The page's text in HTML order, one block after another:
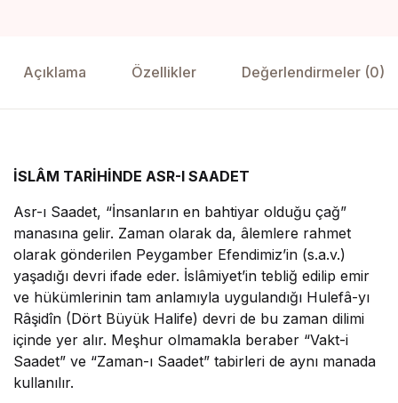
Açıklama Özellikler Değerlendirmeler (0)
İSLÂM TARİHİNDE ASR-I SAADET
Asr-ı Saadet, “İnsanların en bahtiyar olduğu çağ”
manasına gelir. Zaman olarak da, âlemlere rahmet
olarak gönderilen Peygamber Efendimiz’in (s.a.v.)
yaşadığı devri ifade eder. İslâmiyet’in tebliğ edilip emir
ve hükümlerinin tam anlamıyla uygulandığı Hulefâ-yı
Râşidîn (Dört Büyük Halife) devri de bu zaman dilimi
içinde yer alır. Meşhur olmamakla beraber “Vakt-i
Saadet” ve “Zaman-ı Saadet” tabirleri de aynı manada
kullanılır.